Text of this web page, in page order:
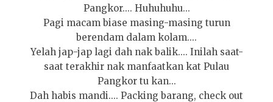
Pangkor.... Huhuhuhu...
Pagi macam biase masing-masing turun
berendam dalam kolam....
Yelah jap-jap lagi dah nak balik.... Inilah saat-
saat terakhir nak manfaatkan kat Pulau
Pangkor tu kan...
Dah habis mandi.... Packing barang, check out